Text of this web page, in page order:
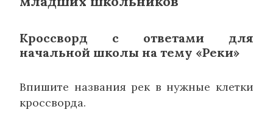
Кроссворд с ответами для
начальной школы на тему «Реки»
Впишите названия рек в нужные клетки
кроссворда.